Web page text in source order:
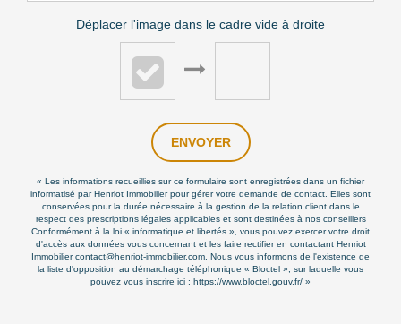
Déplacer l'image dans le cadre vide à droite
ENVOYER
« Les informations recueillies sur ce formulaire sont enregistrées dans un fichier
informatisé par Henriot Immobilier pour gérer votre demande de contact. Elles sont
conservées pour la durée nécessaire à la gestion de la relation client dans le
respect des prescriptions légales applicables et sont destinées à nos conseillers
Conformément à la loi « informatique et libertés », vous pouvez exercer votre droit
d'accès aux données vous concernant et les faire rectifier en contactant Henriot
Immobilier contact@henriot-immobilier.com. Nous vous informons de l'existence de
la liste d'opposition au démarchage téléphonique « Bloctel », sur laquelle vous
pouvez vous inscrire ici : https://www.bloctel.gouv.fr/ »